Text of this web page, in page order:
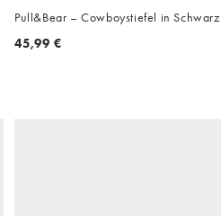
Pull&Bear – Cowboystiefel in Schwarz
45,99 €